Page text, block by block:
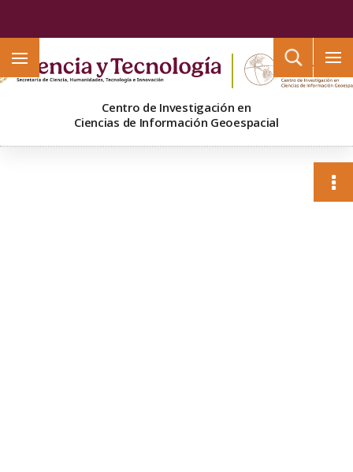
Centro de Investigación en
Ciencias de Información Geoespacial